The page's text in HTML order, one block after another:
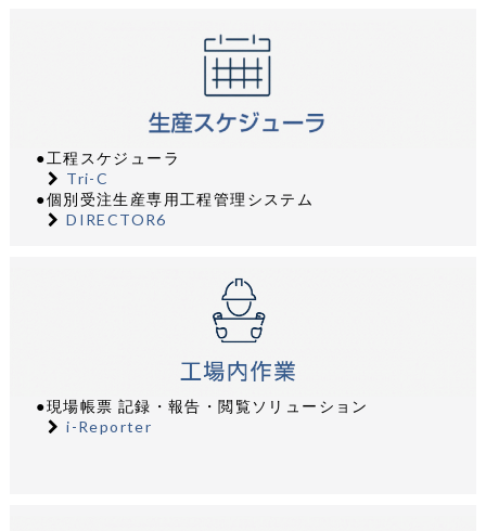
●工程スケジューラ
Tri-C
●個別受注生産専用工程管理システム
DIRECTOR6
●現場帳票 記録・報告・閲覧ソリューション
i-Reporter